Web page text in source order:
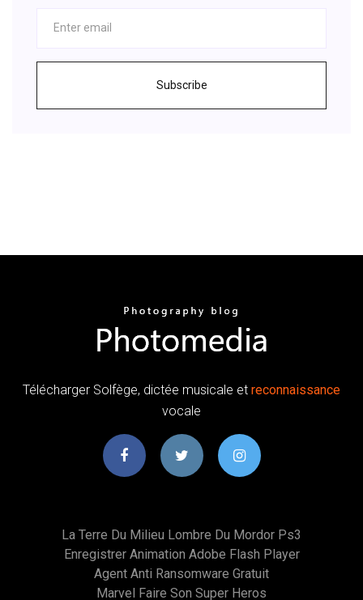
Subscribe
Télécharger Solfège, dictée musicale et reconnaissance
vocale
La Terre Du Milieu Lombre Du Mordor Ps3
Enregistrer Animation Adobe Flash Player
Agent Anti Ransomware Gratuit
Marvel Faire Son Super Heros